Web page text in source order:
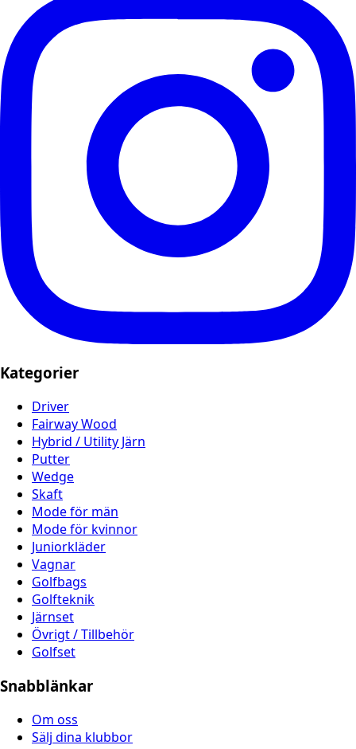
Kategorier
Driver
Fairway Wood
Hybrid / Utility Järn
Putter
Wedge
Skaft
Mode för män
Mode för kvinnor
Juniorkläder
Vagnar
Golfbags
Golfteknik
Järnset
Övrigt / Tillbehör
Golfset
Snabblänkar
Om oss
Sälj dina klubbor